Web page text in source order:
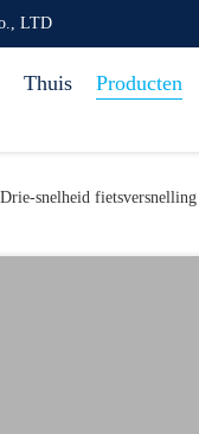
LTD
Thuis Producten
Drie-snelheid